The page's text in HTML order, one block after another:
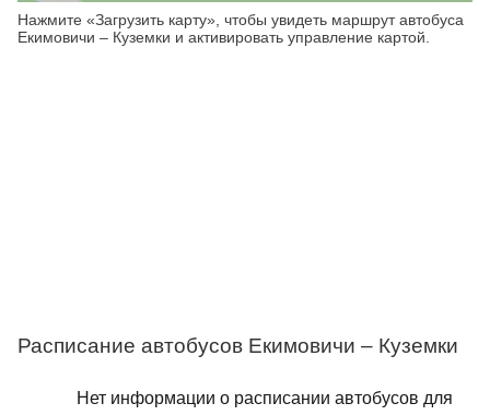
Нажмите «Загрузить карту», чтобы увидеть маршрут автобуса
Екимовичи – Куземки и активировать управление картой.
Расписание автобусов Екимовичи – Куземки
Нет информации о расписании автобусов для